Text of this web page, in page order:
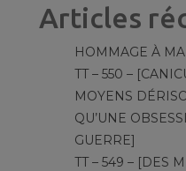
Articles
HOMMAGE À
TT – 550 –
MOYENS
QU’UNE
GUERRE]
TT – 549 – [DES